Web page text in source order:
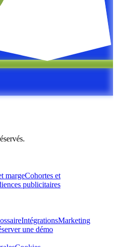
margeCohortes et
publicitaires
IntégrationsMarketing
une démo